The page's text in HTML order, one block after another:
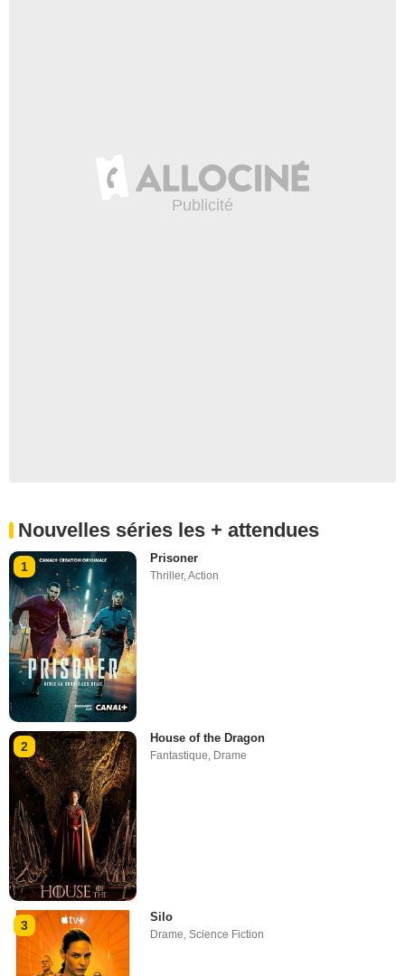
Nouvelles séries les + attendues
1
Prisoner
Thriller,Action
2
House of the Dragon
Fantastique Drame
3
Silo
Drame,Science Fiction